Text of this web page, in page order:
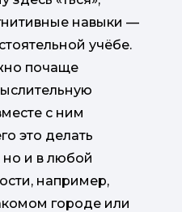
навыки —
учёбе.
почаще
с ним
это делать
но и в любой
например,
городе или